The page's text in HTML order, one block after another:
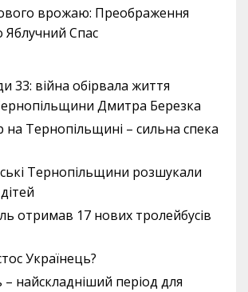
врожаю: Преображення
Яблучний Спас
33: війна обірвала життя
Дмитра Березка
на Тернопільщині – сильна спека
Тернопільщини розшукали
отримав 17 нових тролейбусів
Українець?
найскладніший період для